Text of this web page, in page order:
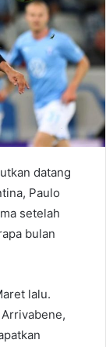
datang
Paulo
setelah
bulan
lalu.